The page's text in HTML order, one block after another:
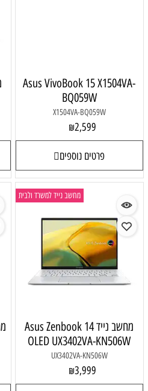
Asus VivoBook 15 X1504VA-
BQ059W
X1504VA-BQ059W
₪2,599
פרטים נוספים
מחשב נייד למשרד ולבית
מחשב נייד Asus Zenbook 14
OLED UX3402VA-KN506W
UX3402VA-KN506W
₪3,999